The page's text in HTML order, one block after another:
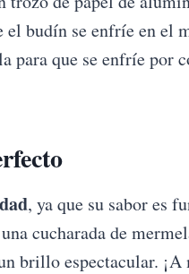
el budín se enfríe en el
para que se enfríe por
, ya que su sabor es
cucharada de
brillo espectacular. ¡A